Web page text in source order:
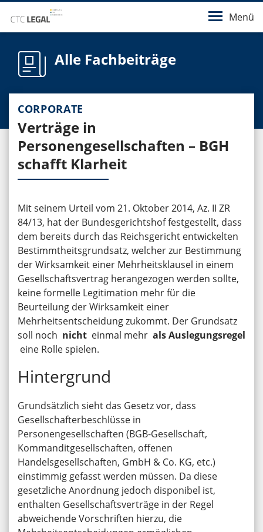
Menü
Alle Fachbeiträge
CORPORATE
Verträge in
Personengesellschaften – BGH
schafft Klarheit
Mit seinem Urteil vom 21. Oktober 2014, Az. II ZR
84/13, hat der Bundesgerichtshof festgestellt, dass
dem bereits durch das Reichsgericht entwickelten
Bestimmtheitsgrundsatz, welcher zur Bestimmung
der Wirksamkeit einer Mehrheitsklausel in einem
Gesellschaftsvertrag herangezogen werden sollte,
keine formelle Legitimation mehr für die
Beurteilung der Wirksamkeit einer
Mehrheitsentscheidung zukommt. Der Grundsatz
soll noch nicht einmal mehr als Auslegungsregel
eine Rolle spielen.
Hintergrund
Grundsätzlich sieht das Gesetz vor, dass
Gesellschafterbeschlüsse in
Personengesellschaften (BGB-Gesellschaft,
Kommanditgesellschaften, offenen
Handelsgesellschaften, GmbH & Co. KG, etc.)
einstimmig gefasst werden müssen. Da diese
gesetzliche Anordnung jedoch disponibel ist,
enthalten Gesellschaftsverträge in der Regel
abweichende Vorschriften hierzu, die